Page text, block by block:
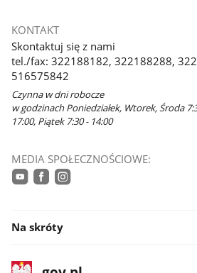
KONTAKT
Skontaktuj się z nami
tel./fax: 322188182, 322188288,
516575842
Czynna w dni robocze
w godzinach Poniedziałek, Wtorek, Środa
17:00, Piątek 7:30 - 14:00
MEDIA SPOŁECZNOŚCIOWE:
Na skróty
stopka